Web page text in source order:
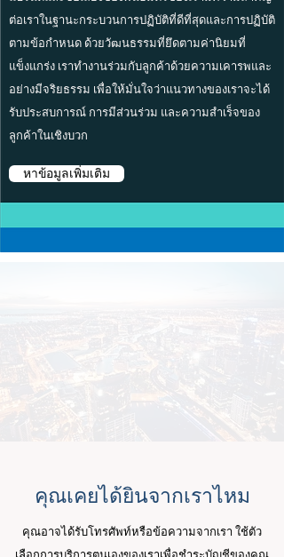
ต่อเราในฐานะกระบวนการปฏิบัติที่ดีที่สุดและการปฏิบัติ
ตามข้อกำหนด ด้วยวัฒนธรรมที่ยึดตามค่านิยมที่
แข็งแกร่ง เราทำงานร่วมกับลูกค้าด้วยความเคารพและ
อย่างมีจริยธรรม เพื่อให้มั่นใจว่าแนวทางของเราจะได้
รับประสบการณ์ การมีส่วนร่วม และความสำเร็จของ
ลูกค้าในเชิงบวก
หาข้อมูลเพิ่มเติม
คุณเคยได้ยินจากเราไหม
คุณอาจได้รับโทรศัพท์หรือข้อความจากเรา ใช้ตัว